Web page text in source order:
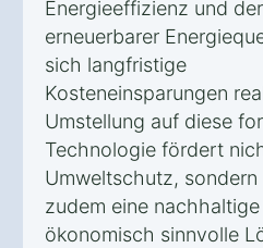
Energieeffizienz und
erneuerbarer
sich langfristige
Kosteneinsparungen
Umstellung auf diese
Technologie fördert
Umweltschutz,
zudem eine
ökonomisch sinnvolle